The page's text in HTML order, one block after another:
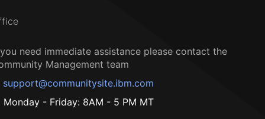
need immediate assistance please contact the
Management team
support@communitysite.ibm.com
Monday - Friday: 8AM - 5 PM MT